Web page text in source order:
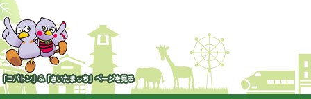
「コバトン」&「さいたまっ